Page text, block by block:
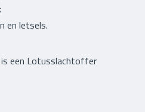
en letsels.
is een Lotusslachtoffer